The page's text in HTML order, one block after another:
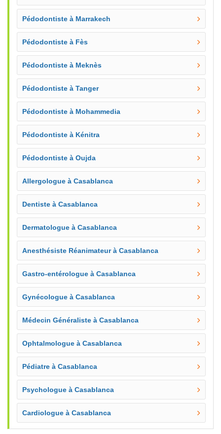
Pédodontiste à Marrakech
Pédodontiste à Fès
Pédodontiste à Meknès
Pédodontiste à Tanger
Pédodontiste à Mohammedia
Pédodontiste à Kénitra
Pédodontiste à Oujda
Allergologue à Casablanca
Dentiste à Casablanca
Dermatologue à Casablanca
Anesthésiste Réanimateur à Casablanca
Gastro-entérologue à Casablanca
Gynécologue à Casablanca
Médecin Généraliste à Casablanca
Ophtalmologue à Casablanca
Pédiatre à Casablanca
Psychologue à Casablanca
Cardiologue à Casablanca